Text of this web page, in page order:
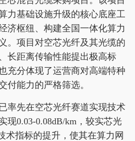
力基础设施升级的核心底座工
济枢纽、构建全国一体化算力
。项目对空芯光纤及其光缆的
长距离传输性能提出极高标
充分体现了运营商对高端特种
付能力的严格筛选。
率先在空芯光纤赛道实现技术
现0.03-0.08dB/km，较实芯光
术指标的提升，使其在算力网